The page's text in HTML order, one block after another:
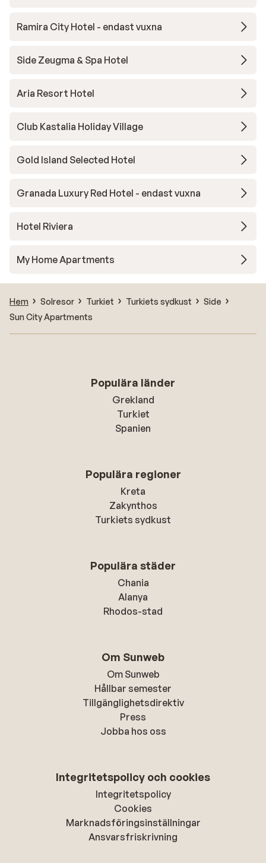
Ramira City Hotel - endast vuxna
Side Zeugma & Spa Hotel
Aria Resort Hotel
Club Kastalia Holiday Village
Gold Island Selected Hotel
Granada Luxury Red Hotel - endast vuxna
Hotel Riviera
My Home Apartments
Hem Solresor Turkiet Turkiets sydkust
Side
Sun City Apartments
Populära länder
Grekland
Turkiet
Spanien
Populära regioner
Kreta
Zakynthos
Turkiets sydkust
Populära städer
Chania
Alanya
Rhodos-stad
Om Sunweb
Om Sunweb
Hållbar semester
Tillgänglighetsdirektiv
Press
Jobba hos oss
Integritetspolicy och cookies
Integritetspolicy
Cookies
Marknadsföringsinställningar
Ansvarsfriskrivning